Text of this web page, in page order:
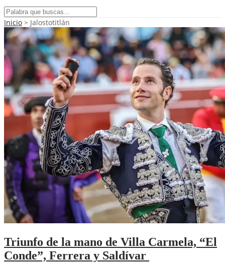
Inicio > Jalostotitlán
Triunfo de la mano de Villa Carmela, “El
Conde”, Ferrera y Saldívar